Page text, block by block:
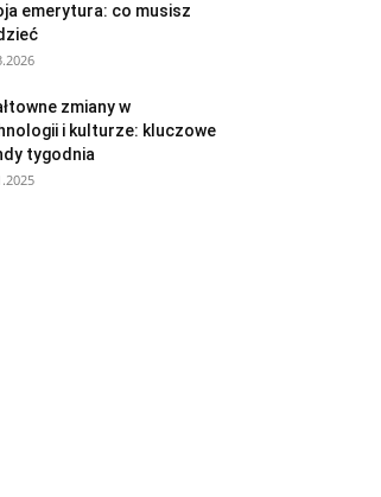
emerytura: co musisz
zmiany w
i kulturze: kluczowe
tygodnia